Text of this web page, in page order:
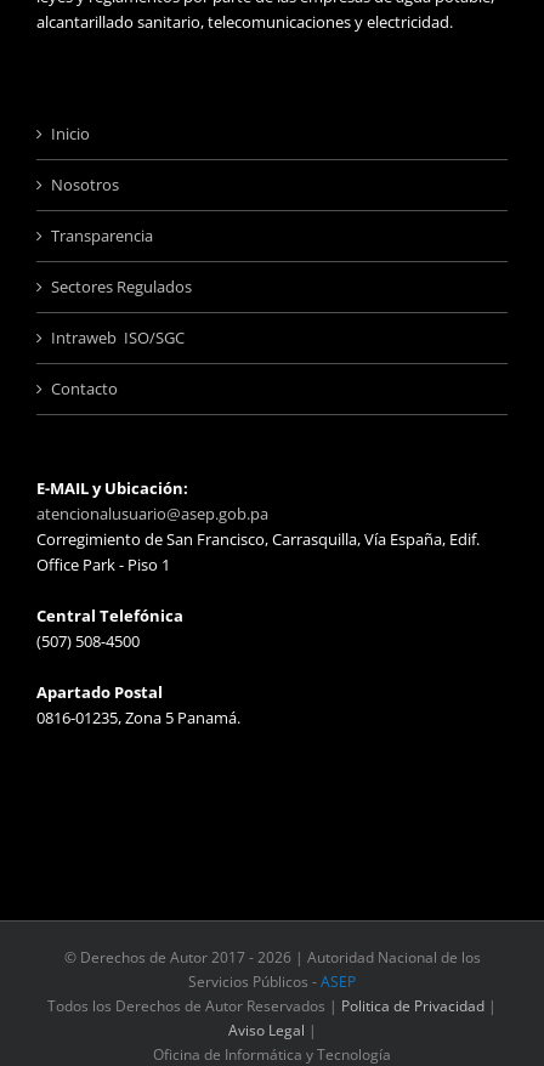
alcantarillado sanitario, telecomunicaciones y electricidad.
Inicio
Nosotros
Transparencia
Sectores Regulados
Intraweb ISO/SGC
Contacto
E-MAIL y Ubicación:
atencionalusuario@asep.gob.pa
Corregimiento de San Francisco, Carrasquilla, Vía España, Edif.
Office Park - Piso 1
Central Telefónica
(507) 508-4500
Apartado Postal
0816-01235, Zona 5 Panamá.
© Derechos de Autor 2017 -2026 | Autoridad Nacional de los
Servicios Públicos -ASEP
Todos los Derechos de Autor Reservados | Politica de Privacidad |
Aviso Legal |
Oficina de Informática y Tecnología